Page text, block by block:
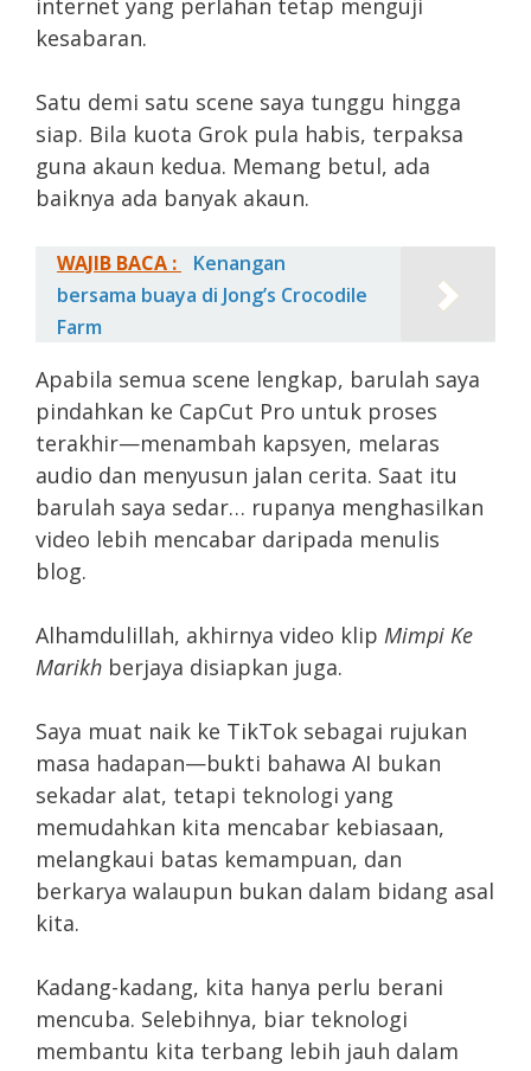
kesabaran.
Satu demi satu scene saya tunggu hingga
siap. Bila kuota Grok pula habis, terpaksa
guna akaun kedua. Memang betul, ada
baiknya ada banyak akaun.
WAJIB BACA :
Kenangan
bersama buaya di Jong’s Crocodile
Farm
Apabila semua scene lengkap, barulah saya
pindahkan ke CapCut Pro untuk proses
terakhir—menambah kapsyen, melaras
audio dan menyusun jalan cerita. Saat itu
barulah saya sedar… rupanya menghasilkan
video lebih mencabar daripada menulis
blog.
Alhamdulillah, akhirnya video klip Mimpi Ke
Marikh berjaya disiapkan juga.
Saya muat naik ke TikTok sebagai rujukan
masa hadapan—bukti bahawa AI bukan
sekadar alat, tetapi teknologi yang
memudahkan kita mencabar kebiasaan,
melangkaui batas kemampuan, dan
berkarya walaupun bukan dalam bidang asal
kita.
Kadang-kadang, kita hanya perlu berani
mencuba. Selebihnya, biar teknologi
membantu kita terbang lebih jauh dalam